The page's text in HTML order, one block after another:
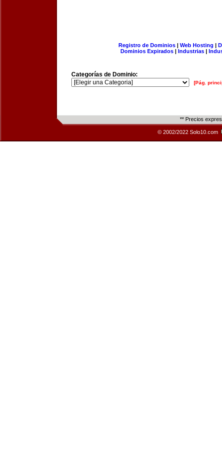
Registro de Dominios| Web Hosting |
Dominios Expirados | Industrias |
Categorías de Dominio:
[Pág.
** Precios
© 2002/2022 Solo10.com